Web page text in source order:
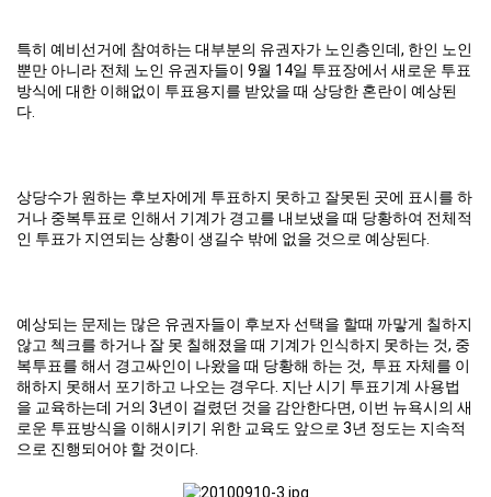
특히 예비선거에 참여하는 대부분의 유권자가 노인층인데, 한인 노인
뿐만 아니라 전체 노인 유권자들이 9월 14일 투표장에서 새로운 투표
방식에 대한 이해없이 투표용지를 받았을 때 상당한 혼란이 예상된
다.
상당수가 원하는 후보자에게 투표하지 못하고 잘못된 곳에 표시를 하
거나 중복투표로 인해서 기계가 경고를 내보냈을 때 당황하여 전체적
인 투표가 지연되는 상황이 생길수 밖에 없을 것으로 예상된다.
예상되는 문제는 많은 유권자들이 후보자 선택을 할때 까맣게 칠하지
않고 첵크를 하거나 잘 못 칠해졌을 때 기계가 인식하지 못하는 것, 중
복투표를 해서 경고싸인이 나왔을 때 당황해 하는 것, 투표 자체를 이
해하지 못해서 포기하고 나오는 경우다. 지난 시기 투표기계 사용법
을 교육하는데 거의 3년이 걸렸던 것을 감안한다면, 이번 뉴욕시의 새
로운 투표방식을 이해시키기 위한 교육도 앞으로 3년 정도는 지속적
으로 진행되어야 할 것이다.